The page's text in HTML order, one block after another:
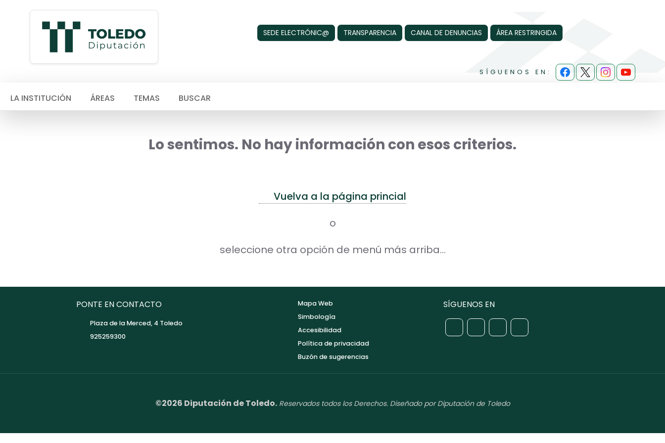
SEDE ELECTRÓNIC@ TRANSPARENCIA CANAL DE DENUNCIAS ÁREA RESTRINGIDA
SÍGUENOS EN:
LA INSTITUCIÓN ÁREAS TEMAS BUSCAR
Lo sentimos. No hay información con esos criterios.
Vuelva a la página princial
o
seleccione otra opción de menú más arriba...
PONTE EN CONTACTO
Plaza de la Merced, 4 Toledo
925259300
Mapa Web
Simbología
Accesibilidad
Política de privacidad
Buzón de sugerencias
SÍGUENOS EN
©2026 Diputación de Toledo. Reservados todos los Derechos. Diseñado por Diputación de Toledo